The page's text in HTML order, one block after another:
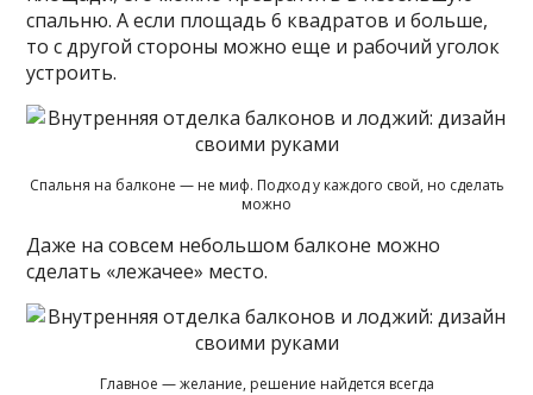
спальню. А если площадь 6 квадратов и больше,
то с другой стороны можно еще и рабочий уголок
устроить.
Спальня на балконе — не миф. Подход у каждого свой, но сделать
можно
Даже на совсем небольшом балконе можно
сделать «лежачее» место.
Главное — желание, решение найдется всегда